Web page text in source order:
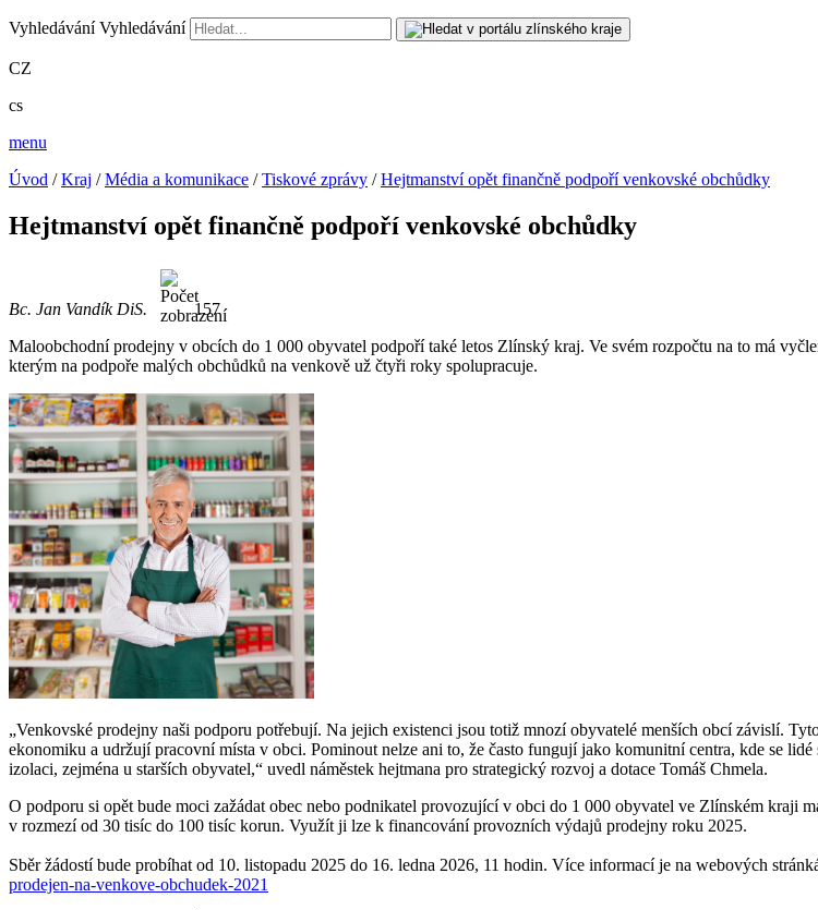
Vyhledávání Vyhledávání
CZ
cs
menu
Úvod /Kraj /Média a komunikace /Tiskové zprávy /Hejtmanství opět finančně podpoří venkovské obchůdky
Hejtmanství opět finančně podpoří venkovské obchůdky
Bc. Jan Vandík DiS.
157
Maloobchodní prodejny v obcích do 1 000 obyvatel podpoří také letos Zlínský kraj. Ve svém rozpočtu na to má
kterým na podpoře malých obchůdků na venkově už čtyři roky spolupracuje.
„Venkovské prodejny naši podporu potřebují. Na jejich existenci jsou totiž mnozí obyvatelé menších obcí závislí.
ekonomiku a udržují pracovní místa v obci. Pominout nelze ani to, že často fungují jako komunitní centra, kde se
izolaci, zejména u starších obyvatel,“ uvedl náměstek hejtmana pro strategický rozvoj a dotace Tomáš Chmela.
O podporu si opět bude moci zažádat obec nebo podnikatel provozující v obci do 1 000 obyvatel ve Zlínském kraji
v rozmezí od 30 tisíc do 100 tisíc korun. Využít ji lze k financování provozních výdajů prodejny roku 2025.
Sběr žádostí bude probíhat od 10. listopadu 2025 do 16. ledna 2026, 11 hodin. Více informací je na webových
prodejen-na-venkove-obchudek-2021